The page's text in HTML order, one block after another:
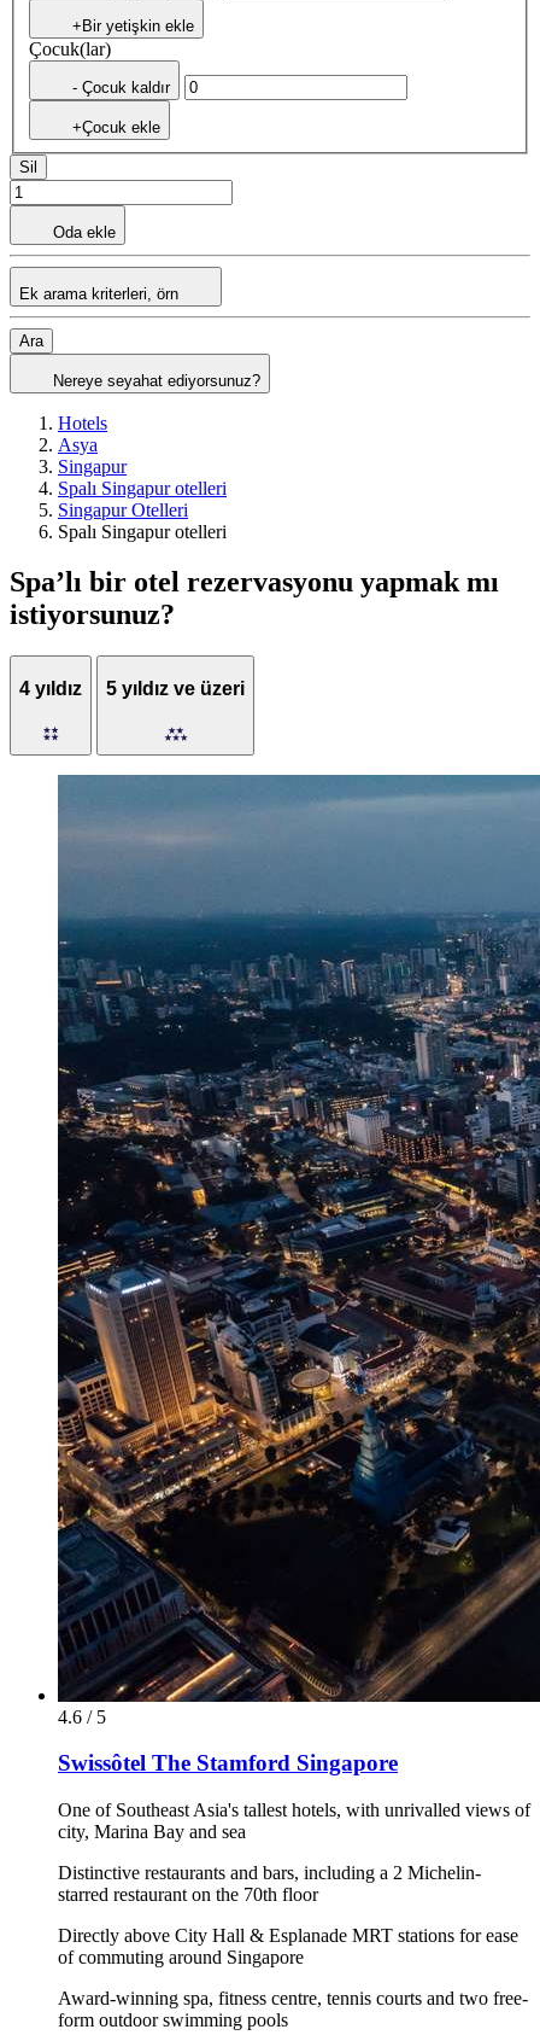
+Bir yetişkin ekle
Çocuk(lar)
- Çocuk kaldır
+Çocuk ekle
Sil
Oda ekle
Ek arama kriterleri, örn
Ara
Nereye seyahat ediyorsunuz?
Hotels
Asya
Singapur
Spalı Singapur otelleri
Singapur Otelleri
Spalı Singapur otelleri
Spa’lı bir otel rezervasyonu yapmak mı
istiyorsunuz?
4 yıldız 5 yıldız ve üzeri
4.6 / 5
Swissôtel The Stamford Singapore
One of Southeast Asia's tallest hotels, with unrivalled views of
city, Marina Bay and sea
Distinctive restaurants and bars, including a 2 Michelin-
starred restaurant on the 70th floor
Directly above City Hall & Esplanade MRT stations for ease
of commuting around Singapore
Award-winning spa, fitness centre, tennis courts and two free-
form outdoor swimming pools